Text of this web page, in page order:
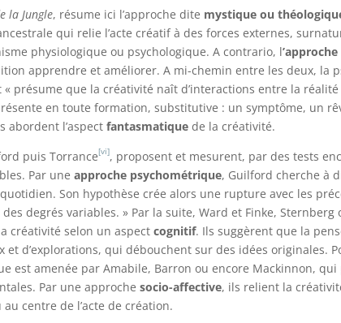
la Jungle, résume ici l’approche dite mystique ou
qui relie l’acte créatif à des forces externes,
physiologique ou psychologique. A contrario, l
apprendre et améliorer. A mi-chemin entre les deux, la
« présume que la créativité naît d’interactions entre la
en toute formation, substitutive : un symptôme, un
abordent l’aspectfantasmatiquede la créativité.
puis Torrance[vi], proposent et mesurent, par des tests
Par uneapproche psychométrique, Guilford cherche à
Son hypothèse crée alors une rupture avec les
degrés variables. » Par la suite, Ward et Finke, Sternberg
créativité selon un aspect cognitif. Ils suggèrent que la
d’explorations, qui débouchent sur des idées originales.
est amenée par Amabile, Barron ou encore Mackinnon,
Par une approchesocio-affective, ils relient la
centre de l’acte de création.